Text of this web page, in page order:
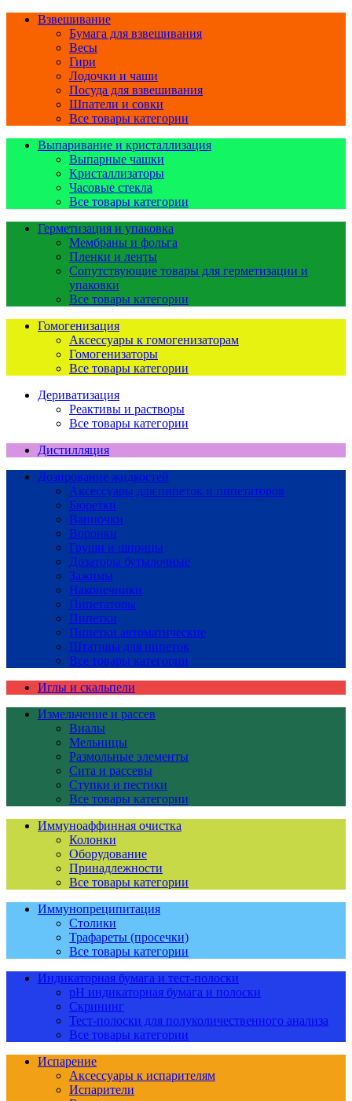
Взвешивание
Бумага для взвешивания
Весы
Гири
Лодочки и чаши
Посуда для взвешивания
Шпатели и совки
Все товары категории
Выпаривание и кристаллизация
Выпарные чашки
Кристаллизаторы
Часовые стекла
Все товары категории
Герметизация и упаковка
Мембраны и фольга
Пленки и ленты
Сопутствующие товары для герметизации и
упаковки
Все товары категории
Гомогенизация
Аксессуары к гомогенизаторам
Гомогенизаторы
Все товары категории
Дериватизация
Реактивы и растворы
Все товары категории
Дистилляция
Дозирование жидкостей
Аксессуары для пипеток и пипетаторов
Бюретки
Ванночки
Воронки
Груши и шприцы
Дозаторы бутылочные
Зажимы
Наконечники
Пипетаторы
Пипетки
Пипетки автоматические
Штативы для пипеток
Все товары категории
Иглы и скальпели
Измельчение и рассев
Виалы
Мельницы
Размольные элементы
Сита и рассевы
Ступки и пестики
Все товары категории
Иммуноаффинная очистка
Колонки
Оборудование
Принадлежности
Все товары категории
Иммунопреципитация
Столики
Трафареты (просечки)
Все товары категории
Индикаторная бумага и тест-полоски
pH индикаторная бумага и полоски
Скрининг
Тест-полоски для полуколичественного анализа
Все товары категории
Испарение
Аксессуары к испарителям
Испарители